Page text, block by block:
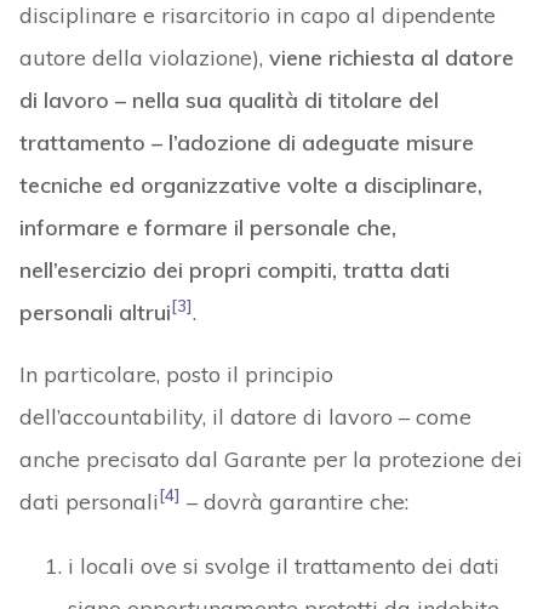
disciplinare e risarcitorio in capo al dipendente
autore della violazione), viene richiesta al datore
di lavoro – nella sua qualità di titolare del
trattamento – l’adozione di adeguate misure
tecniche ed organizzative volte a disciplinare,
informare e formare il personale che,
nell’esercizio dei propri compiti, tratta dati
personali altrui[3].
In particolare, posto il principio
dell’accountability, il datore di lavoro – come
anche precisato dal Garante per la protezione dei
dati personali[4] – dovrà garantire che:
i locali ove si svolge il trattamento dei dati